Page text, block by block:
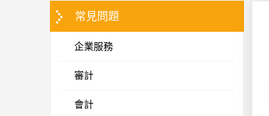
常見問題
企業服務
審計
會計